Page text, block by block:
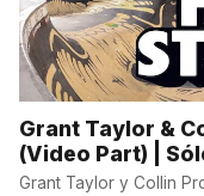
Grant Taylor &
(Video Part) |
Grant Taylor y Collin